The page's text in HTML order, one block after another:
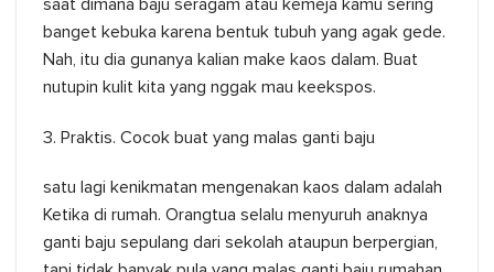
banget kebuka karena bentuk tubuh yang agak gede.
Nah, itu dia gunanya kalian make kaos dalam. Buat
nutupin kulit kita yang nggak mau keekspos.
3. Praktis. Cocok buat yang malas ganti baju
satu lagi kenikmatan mengenakan kaos dalam adalah
Ketika di rumah. Orangtua selalu menyuruh anaknya
ganti baju sepulang dari sekolah ataupun berpergian,